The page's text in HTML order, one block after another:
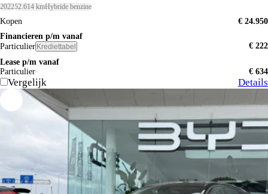
202252.614 kmHybride benzine
Kopen
€ 24.950
Financieren p/m vanaf
Particulier Krediettabel
€ 222
Lease p/m vanaf
Particulier
€ 634
Vergelijk Details